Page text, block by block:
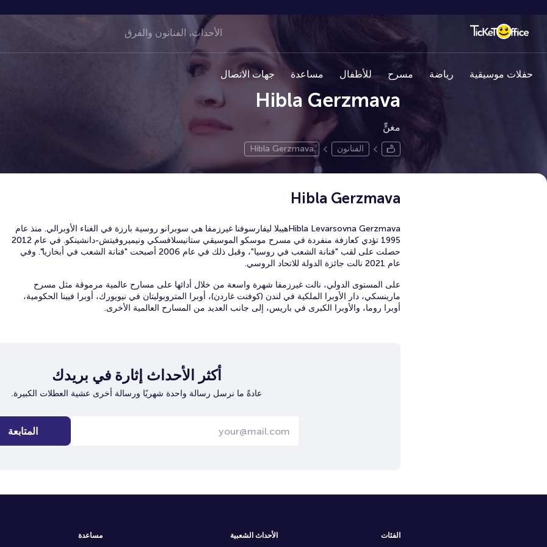
حفلات موسيقية رياضة مسرح للأطفال مساعدة جهات الاتصال
Hibla Gerzmava
مغنٍّ
الفنانون Hibla Gerzmava
Hibla Gerzmava
Hibla Levarsovna Gerzmavaهيبلا ليفارسوفنا غيرزمفا هي سوبرانو روسية بارزة في الغناء الأوبرالي. منذ عام
1995 تؤدي كعازفة منفردة في مسرح موسكو الموسيقي ستانيسلافسكي ونيميروفيتش-دانشينكو. في عام 2012
حصلت على لقب "فنانة الشعب في روسيا"، وقبل ذلك في عام 2006 أصبحت "فنانة الشعب في أبخازيا". وفي
عام 2021 نالت جائزة الدولة للاتحاد الروسي.
على المستوى الدولي، نالت غيرزمفا شهرة واسعة من خلال أدائها على مسارح عالمية مرموقة مثل مسرح
مارينسكي، دار الأوبرا الملكية في لندن (كوفنت غاردن)، أوبرا المتروبوليتان في نيويورك، أوبرا فيينا الحكومية،
أوبرا روما، والأوبرا الكبرى في باريس، إلى جانب العديد من المسارح العالمية الأخرى.
أكثر الأحداث إثارة في بريدك
عادةً ما نرسل رسالة واحدة شهريًا ورسالة أخرى عشية العطلات الكبيرة.
المتابعة
الفئات الأحداث الشعبية مساعدة